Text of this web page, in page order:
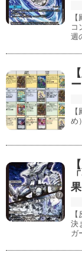
コ
週
め
決
ガ